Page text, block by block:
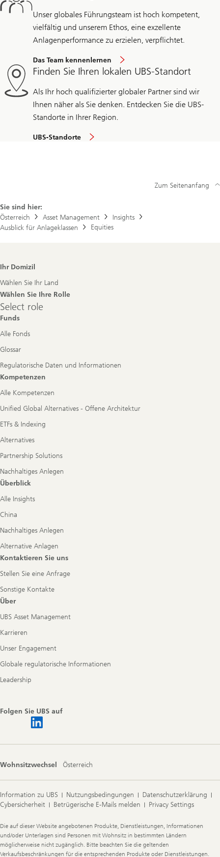
Unser globales Führungsteam ist hoch kompetent,
vielfältig und unserem Ethos, eine exzellente
Anlagenperformance zu erzielen, verpflichtet.
Das Team kennenlernen
Finden Sie Ihren lokalen UBS-Standort
Als Ihr hoch qualifizierter globaler Partner sind wir
Ihnen näher als Sie denken. Entdecken Sie die UBS-
Standorte in Ihrer Region.
UBS-Standorte
Sie sind hier:
Österreich
Asset Management
Insights
Ausblick für Anlageklassen
Equities
Zum Seitenanfang
Footer
Ihr Domizil
Wählen Sie Ihr Land
Wählen Sie Ihre Rolle
Select
role
Select role
Funds
Alle Fonds
Glossar
Regulatorische Daten und Informationen
Kompetenzen
Alle Kompetenzen
Unified Global Alternatives - Offene Architektur
ETFs & Indexing
Alternatives
Partnership Solutions
Nachhaltiges Anlegen
Überblick
Alle Insights
China
Nachhaltiges Anlegen
Alternative Anlagen
Kontaktieren Sie uns
Stellen Sie eine Anfrage
Sonstige Kontakte
Über
UBS Asset Management
Karrieren
Unser Engagement
Globale regulatorische Informationen
Leadership
Folgen Sie UBS auf
Wohnsitzwechsel Österreich
Information zu UBS Nutzungsbedingungen
Datenschutzerklärung
Cybersicherheit
Betrügerische E-Mails melden Privacy Settings
Legal
Information
Die auf dieser Website angebotenen Produkte, Dienstleistungen, Informationen
und/oder Unterlagen sind Personen mit Wohnsitz in bestimmten Ländern
möglicherweise nicht zugänglich. Bitte beachten Sie die geltenden
Verkaufsbeschränkungen für die entsprechenden Produkte oder Dienstleistungen.